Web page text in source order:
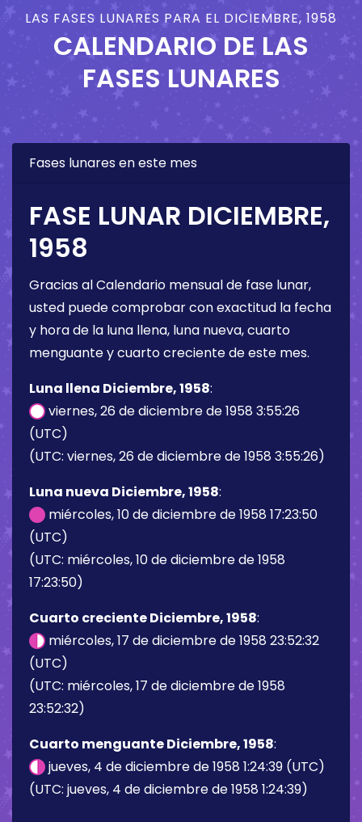
LAS FASES LUNARES PARA EL DICIEMBRE, 1958
CALENDARIO DE LAS
FASES LUNARES
Fases lunares en este mes
FASE LUNAR DICIEMBRE,
1958
Gracias al Calendario mensual de fase lunar,
usted puede comprobar con exactitud la fecha
y hora de la luna llena, luna nueva, cuarto
menguante y cuarto creciente de este mes.
Luna llena Diciembre, 1958:
viernes, 26 de diciembre de 1958 3:55:26
(UTC)
(UTC: viernes, 26 de diciembre de 1958 3:55:26)
Luna nueva Diciembre, 1958:
miércoles, 10 de diciembre de 1958 17:23:50
(UTC)
(UTC: miércoles, 10 de diciembre de 1958
17:23:50)
Cuarto creciente Diciembre, 1958:
miércoles, 17 de diciembre de 1958 23:52:32
(UTC)
(UTC: miércoles, 17 de diciembre de 1958
23:52:32)
Cuarto menguante Diciembre, 1958:
jueves, 4 de diciembre de 1958 1:24:39 (UTC)
(UTC: jueves, 4 de diciembre de 1958 1:24:39)